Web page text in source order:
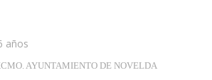
años
AYUNTAMIENTO DE NOVELDA